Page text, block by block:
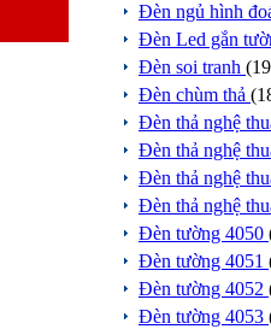
Đèn ngủ hình
Đèn Led gắn
Đèn soi tranh
Đèn chùm thả
Đèn thả nghệ
Đèn thả nghệ
Đèn thả nghệ
Đèn thả nghệ
Đèn tường 4050
Đèn tường 4051
Đèn tường 4052
Đèn tường 4053